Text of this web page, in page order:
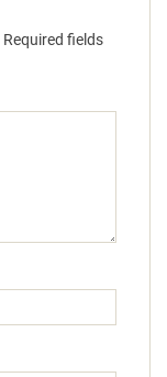
Required fields